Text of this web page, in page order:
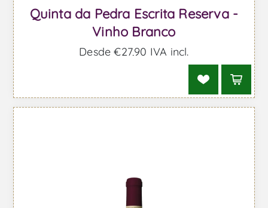
Quinta da Pedra Escrita Reserva -
Vinho Branco
Desde €27,90 IVA incl.